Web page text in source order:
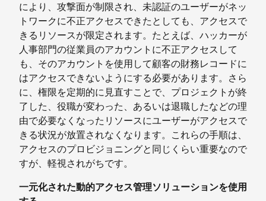
により、攻撃面が制限され、未認証のユーザーがネッ
トワークに不正アクセスできたとしても、アクセスで
きるリソースが限定されます。たとえば、ハッカーが
人事部門の従業員のアカウントに不正アクセスして
も、そのアカウントを使用して顧客の財務レコードに
はアクセスできないようにする必要があります。さら
に、権限を定期的に見直すことで、プロジェクトが終
了した、役職が変わった、あるいは退職したなどの理
由で必要なくなったリソースにユーザーがアクセスで
きる状況が放置されなくなります。これらの手順は、
アクセスのプロビジョニングと同じくらい重要なので
すが、軽視されがちです。
一元化された動的アクセス管理ソリューションを使用